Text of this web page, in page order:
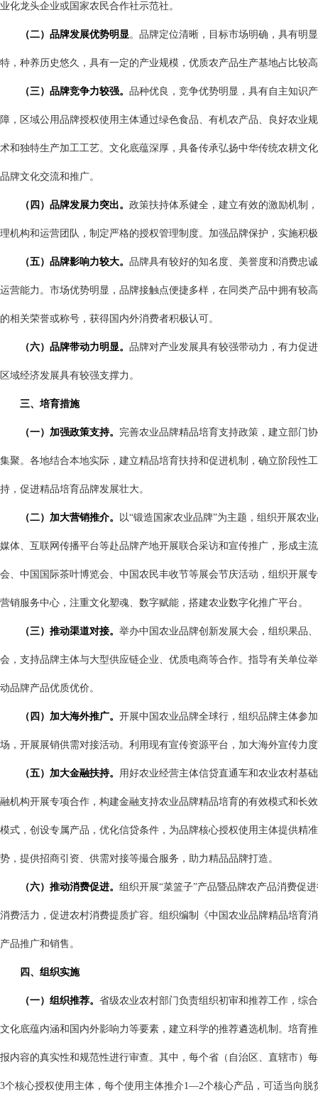
业化龙头企业或国家农民合作社示范社。
（二）品牌发展优势明显。品牌定位清晰，目标市场明确，具有明
特，种养历史悠久，具有一定的产业规模，优质农产品生产基地占比较
（三）品牌竞争力较强。 品种优良，竞争优势明显，具有自主知识
障，区域公用品牌授权使用主体通过绿色食品、有机农产品、良好农业
术和独特生产加工工艺。文化底蕴深厚，具备传承弘扬中华传统农耕文
品牌文化交流和推广。
（四）品牌发展力突出。 政策扶持体系健全，建立有效的激励机制
理机构和运营团队，制定严格的授权管理制度。加强品牌保护，实施积
（五）品牌影响力较大。 品牌具有较好的知名度、美誉度和消费忠
运营能力。市场优势明显，品牌接触点便捷多样，在同类产品中拥有较
的相关荣誉或称号，获得国内外消费者积极认可。
（六）品牌带动力明显。 品牌对产业发展具有较强带动力，有力促
区域经济发展具有较强支撑力。
三、培育措施
（一）加强政策支持。 完善农业品牌精品培育支持政策，建立部门
集聚。各地结合本地实际，建立精品培育扶持和促进机制，确立阶段性
持，促进精品培育品牌发展壮大。
（二）加大营销推介。 以“锻造国家农业品牌”为主题，组织开展农
媒体、互联网传播平台等赴品牌产地开展联合采访和宣传推广 ，形成主
会、中国国际茶叶博览会、中国农民丰收节等展会节庆活动，组织开展
营销服务中心，注重文化塑魂、数字赋能，搭建农业数字化推广平台。
（三）推动渠道对接。 举办中国农业品牌创新发展大会，组织果品
会，支持品牌主体与大型供应链企业、优质电商等合作。指导有关单位
动品牌产品优质优价。
（四）加大海外推广。 开展中国农业品牌全球行，组织品牌主体参
场，开展展销供需对接活动。利用现有宣传资源平台，加大海外宣传力
（五）加大金融扶持。 用好农业经营主体信贷直通车和农业农村基
融机构开展专项合作，构建金融支持农业品牌精品培育的有效模式和长
模式，创设专属产品，优化信贷条件，为品牌核心授权使用主体提供精
势，提供招商引资、供需对接等撮合服务，助力精品品牌打造。
（六）推动消费促进。 组织开展“菜篮子”产品暨品牌农产品消费促
消费活力，促进农村消费提质扩容。组织编制《中国农业品牌精品培育
产品推广和销售。
四、组织实施
（一）组织推荐。 省级农业农村部门负责组织初审和推荐工作，综
文化底蕴内涵和国内外影响力等要素，建立科学的推荐遴选机制。培育
报内容的真实性和规范性进行审查。其中，每个省（自治区、直辖市）
3个核心授权使用主体，每个使用主体推介1—2个核心产品，可适当向脱